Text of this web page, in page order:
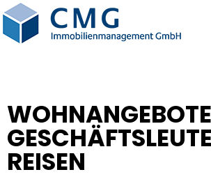
REISEN